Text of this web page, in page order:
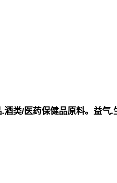
类/医药保健品原料。益气.